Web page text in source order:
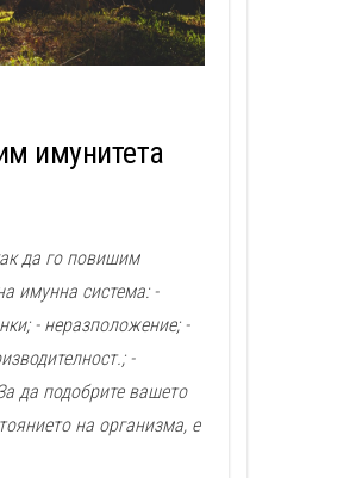
имунитета
да го повишим
имунна система: -
- неразположение; -
-
да подобрите вашето
на организма, е